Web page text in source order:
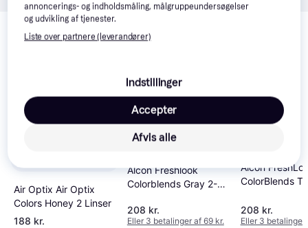
Relaterede produkter
Se vores forslag til andre produkter, der matcher dine
Air Optix Air Optix
Colors Honey 2 Linser
188 kr.
Alcon Freshlook
Colorblends Gray 2-
208 kr.
Eller 3 betalinger af 69 kr.
Alcon
ColorBlends
208 kr.
Eller 3 betalinger
annoncerings- og indholdsmåling, målgruppeundersøgelser
og udvikling af tjenester.
Liste over partnere (leverandører)
Indstillinger
Afvis alle
Accepter